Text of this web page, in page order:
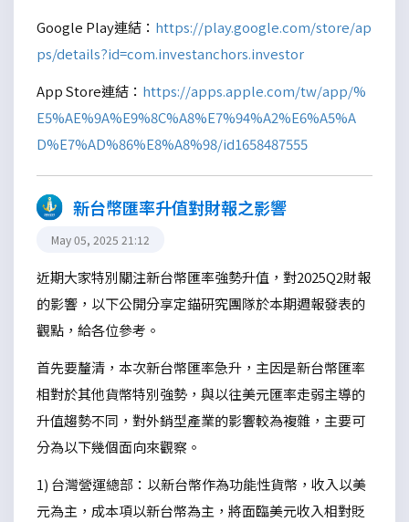
Google Play連結： https://play.google.com/store/ap
ps/details?id=com.investanchors.investor
App Store連結： https://apps.apple.com/tw/app/%
E5%AE%9A%E9%8C%A8%E7%94%A2%E6%A5%A
D%E7%AD%86%E8%A8%98/id1658487555
新台幣匯率升值對財報之影響
May 05, 2025 21:12
近期大家特別關注新台幣匯率強勢升值，對2025Q2財報
的影響，以下公開分享定錨研究團隊於本期週報發表的
觀點，給各位參考。
首先要釐清，本次新台幣匯率急升，主因是新台幣匯率
相對於其他貨幣特別強勢，與以往美元匯率走弱主導的
升值趨勢不同，對外銷型產業的影響較為複雜，主要可
分為以下幾個面向來觀察。
1) 台灣營運總部：以新台幣作為功能性貨幣，收入以美
元為主，成本項以新台幣為主，將面臨美元收入相對貶